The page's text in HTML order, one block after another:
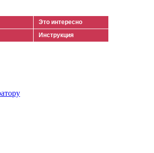
Это интересно
Инструкция